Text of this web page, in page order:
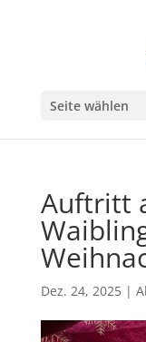
Seite wählen
Auftritt
Dez. 24, 2025|